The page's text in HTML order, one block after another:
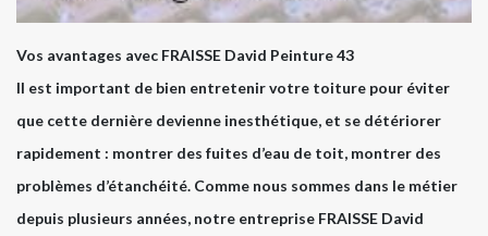
Vos avantages avec FRAISSE David Peinture 43
Il est important de bien entretenir votre toiture pour éviter
que cette dernière devienne inesthétique, et se détériorer
rapidement : montrer des fuites d’eau de toit, montrer des
problèmes d’étanchéité. Comme nous sommes dans le métier
depuis plusieurs années, notre entreprise FRAISSE David